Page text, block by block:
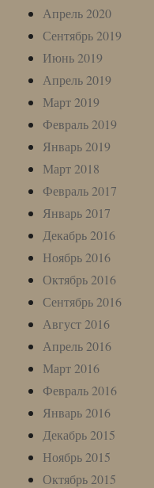
Апрель 2020
Сентябрь 2019
Июнь 2019
Апрель 2019
Март 2019
Февраль 2019
Январь 2019
Март 2018
Февраль 2017
Январь 2017
Декабрь 2016
Ноябрь 2016
Октябрь 2016
Сентябрь 2016
Август 2016
Апрель 2016
Март 2016
Февраль 2016
Январь 2016
Декабрь 2015
Ноябрь 2015
Октябрь 2015